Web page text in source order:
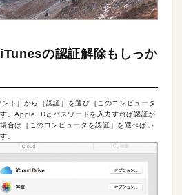
iTunesの認証解除もしっか
ト］から［認証］を選び［このコンピュータ
。Apple IDとパスワードを入力すれば認証が
合は［このコンピュータを認証］を選べばい
。